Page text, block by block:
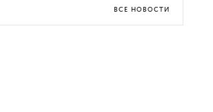
ВСЕ НОВОСТИ